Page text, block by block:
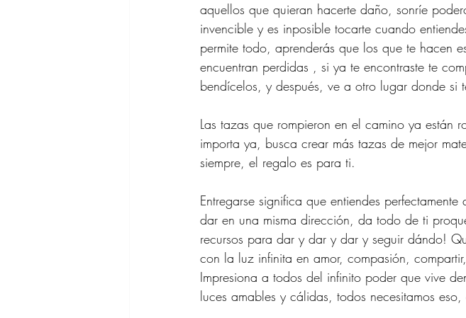
aquellos que quieran hacerte daño, sonríe
invencible y es inposible tocarte cuando
permite todo, aprenderás que los que te hacen
encuentran perdidas , si ya te encontraste te
bendícelos, y después, ve a otro lugar donde si
Las tazas que rompieron en el camino ya están
importa ya, busca crear más tazas de mejor
siempre, el regalo es para ti.
Entregarse significa que entiendes
dar en una misma dirección, da todo de ti
recursos para dar y dar y dar y seguir dándo!
con la luz infinita en amor, compasión,
Impresiona a todos del infinito poder que vive
luces amables y cálidas, todos necesitamos